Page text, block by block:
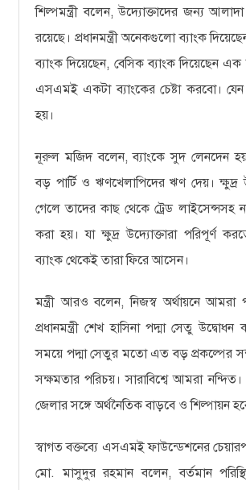
শিল্পমন্ত্রী বলেন, উদ্যোক্তাদের জন্য
রয়েছে। প্রধানমন্ত্রী অনেকগুলো ব্যাংক
ব্যাংক দিয়েছেন, বেসিক ব্যাংক দিয়েছেন
এসএমই একটা ব্যাংকের চেষ্টা করবো।
হয়।
নূরুল মজিদ বলেন, ব্যাংকে সুদ লেনদেন
বড় পার্টি ও ঋণখেলাপিদের ঋণ দেয়। ক্ষুদ্র
গেলে তাদের কাছ থেকে ট্রেড লাইসেন্সসহ
করা হয়। যা ক্ষুদ্র উদ্যোক্তারা পরিপূর্ণ
ব্যাংক থেকেই তারা ফিরে আসেন।
মন্ত্রী আরও বলেন, নিজস্ব অর্থায়নে আমরা
প্রধানমন্ত্রী শেখ হাসিনা পদ্মা সেতু
সময়ে পদ্মা সেতুর মতো এত বড় প্রকল্পের
সক্ষমতার পরিচয়। সারাবিশ্বে আমরা
জেলার সঙ্গে অর্থনৈতিক বাড়বে ও শিল্পায়ন
স্বাগত বক্তব্যে এসএমই ফাউন্ডেশনের
মো. মাসুদুর রহমান বলেন, বর্তমান